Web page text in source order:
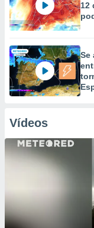
12
Se
Vídeos